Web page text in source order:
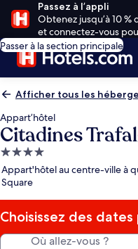
Passez à l’appli
Obtenez jusqu’à 10 %
et connectez-vous
Passer à la section principale
Afficher tous les
Appart’hôtel
Citadines
Hébergement
4.0 étoiles
Appart'hôtel au centre-ville à
Square
Choisissez des
Où allez-vous ?